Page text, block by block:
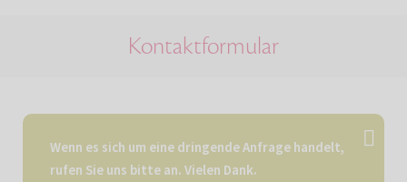
Kontaktformular
Wenn es sich um eine dringende Anfrage handelt,
rufen Sie uns bitte an. Vielen Dank.